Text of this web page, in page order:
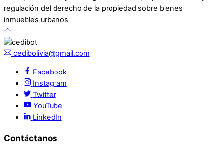
cedibolivia@gmail.com
Facebook
Instagram
Twitter
YouTube
LinkedIn
Contáctanos